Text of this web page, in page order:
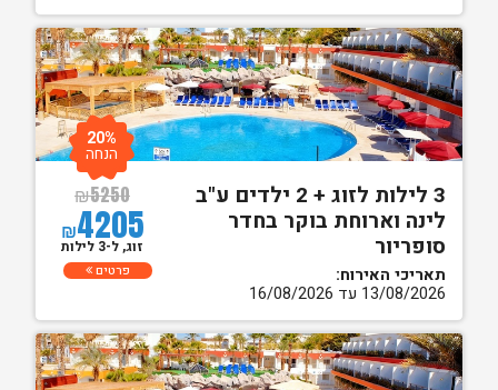
3 לילות לזוג + 2 ילדים ע"ב
לינה וארוחת בוקר בחדר
סופריור
תאריכי האירוח:
13/08/2026 עד 16/08/2026
₪5250
₪4205
20%
הנחה
זוג, ל-3 לילות
פרטים